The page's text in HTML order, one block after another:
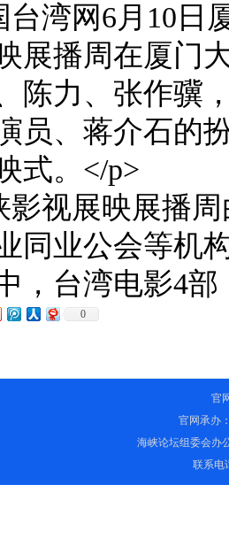
网6月10日厦
展播周在厦门
陈力、张作骥
员、蒋介石的
式。</p>
展映展播周
同业公会等机
，台湾电影4
0
官
官网承办
海峡论坛组委会
联系电